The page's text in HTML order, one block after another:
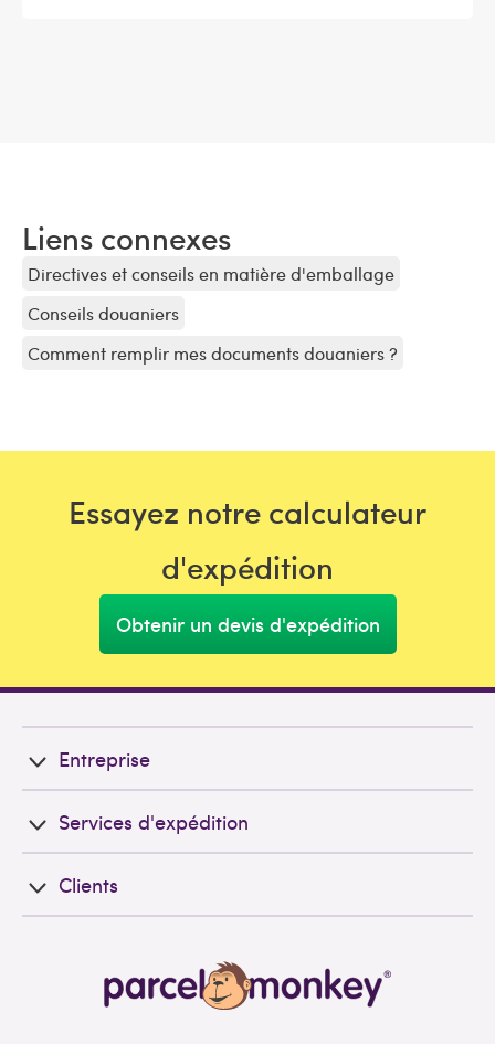
Liens connexes
Directives et conseils en matière d'emballage
Conseils douaniers
Comment remplir mes documents douaniers ?
Essayez notre calculateur
d'expédition
Obtenir un devis d'expédition
Entreprise
Services d'expédition
Clients